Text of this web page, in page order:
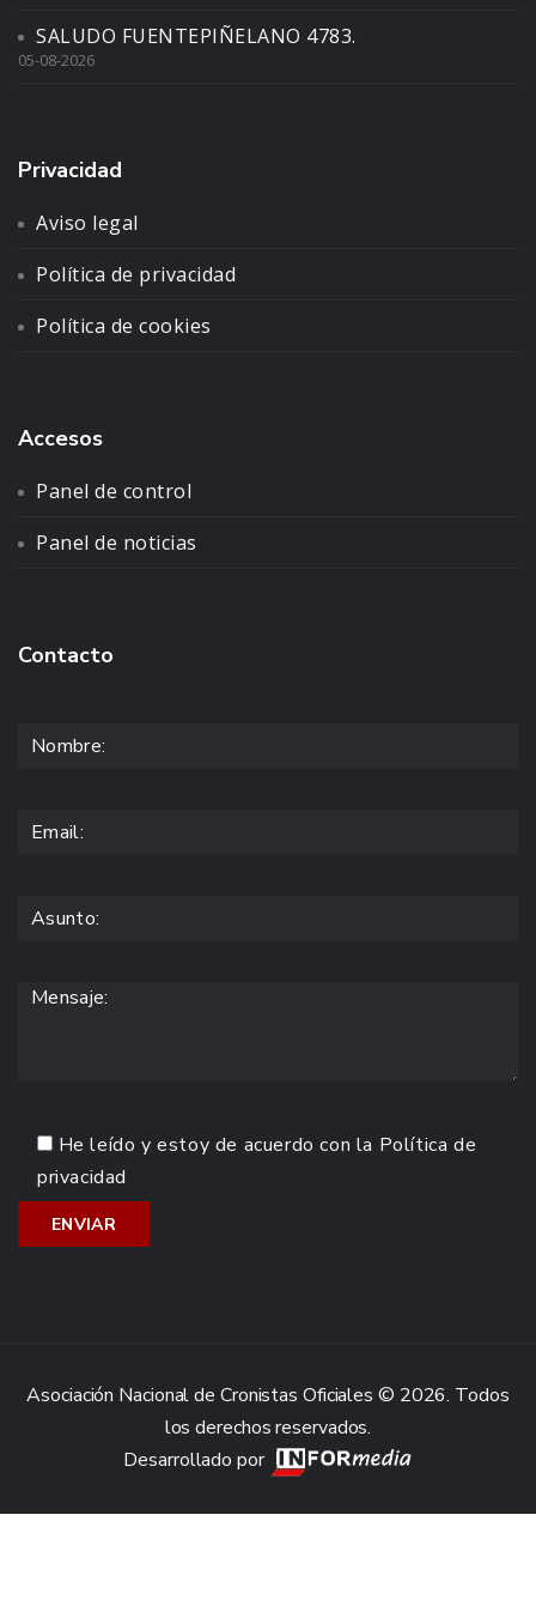
SALUDO FUENTEPIÑELANO 4783.
05-08-2026
Privacidad
Aviso legal
Política de privacidad
Política de cookies
Accesos
Panel de control
Panel de noticias
Contacto
He leído y estoy de acuerdo con la Política de
privacidad
Asociación Nacional de Cronistas Oficiales © 2026. Todos
los derechos reservados.
Desarrollado por